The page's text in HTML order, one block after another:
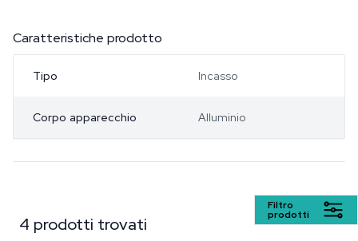
Caratteristiche prodotto
Tipo Incasso
Corpo apparecchio Alluminio
4 prodotti trovati
Filtro
prodotti